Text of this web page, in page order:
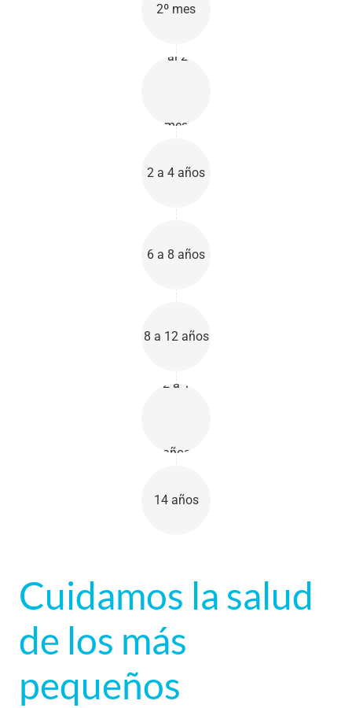
2º mes
4º al 24º
mes
2 a 4 años
6 a 8 años
8 a 12 años
12 a 14
años
14 años
Cuidamos la salud
de los más
pequeños